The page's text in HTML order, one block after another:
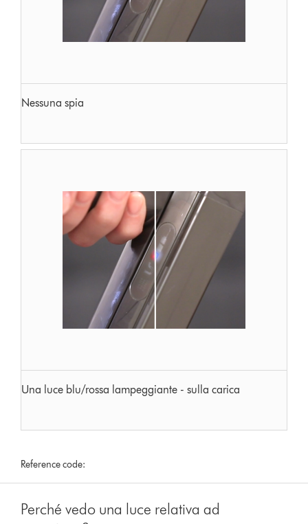
Nessuna spia
Una luce blu/rossa lampeggiante - sulla carica
Reference code:
Perché vedo una luce relativa ad